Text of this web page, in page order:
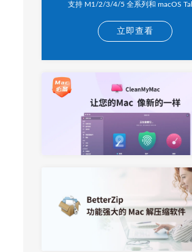
支持 M1/2/3/4/5 全系列和 macOS
立即查看